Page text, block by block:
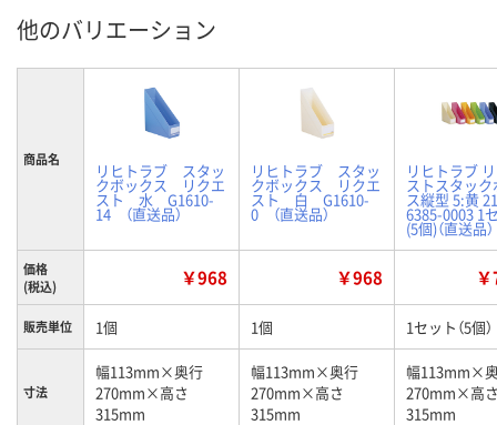
他のバリエーション
商品名
リヒトラブ スタッ
クボックス リクエ
スト 水 G1610-
14 （直送品）
リヒトラブ スタッ
クボックス リクエ
スト 白 G1610-
0 （直送品）
リヒトラブ
ストスタッ
ス縦型 5:黄
6385-0003 1
(5個)（直送品）
価格
(税込)
￥968 ￥968
販売単位 1個 1個 1セット（5個）
寸法
幅113mm×奥行
270mm×高さ
315mm
幅113mm×奥行
270mm×高さ
315mm
幅113mm×
270mm×高
315mm